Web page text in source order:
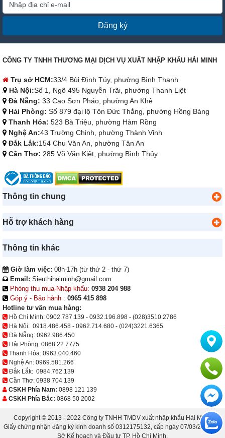
Đăng ký
CÔNG TY TNHH THƯƠNG MẠI DỊCH VỤ XUẤT NHẬP KHẨU HẢI MINH
Trụ sở HCM:33/4 Bùi Đình Túy, phường Bình Thạnh
Hà Nội:Số 1, Ngõ 495 Nguyễn Trãi, phường Thanh Liệt
Đà Nẵng: 33 Cao Sơn Pháo, phường An Khê
Hải Phòng: Số 879 đại lộ Tôn Đức Thắng, phường Hồng Bàng
Thanh Hóa: 523 Bà Triệu, phường Hàm Rồng
Nghệ An:43 Trường Chinh, phường Thành Vinh
Đắk Lắk:154 Chu Văn An, phường Tân An
Cần Thơ: 285 Võ Văn Kiệt, phường Bình Thủy
Thông tin chung
Hỗ trợ khách hàng
Thông tin khác
Giờ làm việc: 08h-17h (từ thứ 2 - thứ 7)
Email: Sieuthihaiminh@gmail.com
Phòng thu mua-Nhập khẩu: 0938 204 988
Góp ý - Bảo hành : 0965 415 898
Hotline tư vấn mua hàng:
Hồ Chí Minh: 0902.787.139 - 0932.196.898 - (028)3510.2786
Hà Nội: 0918.486.458 - 0962.714.680 - (024)3221.6365
Đà Nẵng: 0962.986.450
Hải Phòng: 0868.22.7775
Thanh Hóa: 0963.040.460
Nghệ An: 0969.581.266
Đắk Lắk: 0984.762.139
Cần Thơ: 0938 704 139
CSKH Phía Nam: 0898 121 139
CSKH Phía Bắc: 0868 50 2002
Copyright © 2013 - 2022 Công ty TNHH TMDV xuất nhập khẩu Hải Minh.
Giấy chứng nhận đăng ký kinh doanh số 0312175132, cấp ngày 07/03/2013 bởi
Sở Kế hoạch và Đầu tư TP. Hồ Chí Minh.